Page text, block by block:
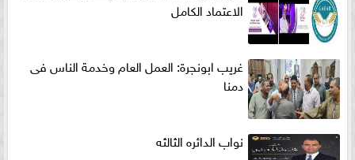
الاعتماد الكامل
غريب ابونجرة: العمل العام وخدمة الناس فى
دمنا
نواب الدائره الثالثه